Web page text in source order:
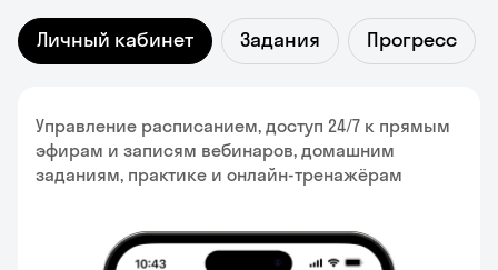
Личный кабинет Задания Прогресс
Управление расписанием, доступ 24/7 к прямым
эфирам и записям вебинаров, домашним
заданиям, практике и онлайн-тренажёрам